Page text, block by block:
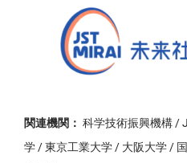
関連機関： 科学技術振興機構 /
学 / 東京工業大学 / 大阪大学 /